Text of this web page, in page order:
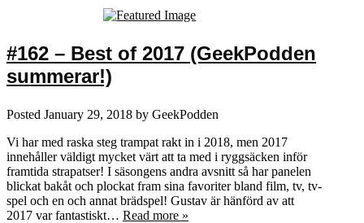
#162 – Best of 2017 (GeekPodden
summerar!)
Posted January 29, 2018 by GeekPodden
Vi har med raska steg trampat rakt in i 2018, men 2017
innehåller väldigt mycket värt att ta med i ryggsäcken inför
framtida strapatser! I säsongens andra avsnitt så har panelen
blickat bakåt och plockat fram sina favoriter bland film, tv, tv-
spel och en och annat brädspel! Gustav är hänförd av att
2017 var fantastiskt… Read more »